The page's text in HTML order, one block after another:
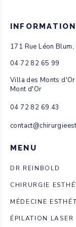
JUSTINE
RÉPONDRE
Bonjour Dr, je
perdu pas
ce qui me
une
171 Rue Léon
04 72 82 65 99
Villa des Monts
Mont d'Or
04 72 82 69 43
MENU
DR REINBOLD
CHIRURGIE
MÉDECINE
ÉPILATION LASER